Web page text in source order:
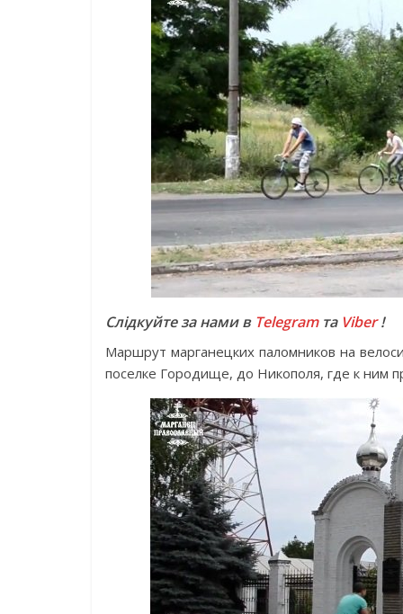
Слідкуйте за нами в Telegramта Viber!
Маршрут марганецких паломников на
поселке Городище, до Никополя, где к ним